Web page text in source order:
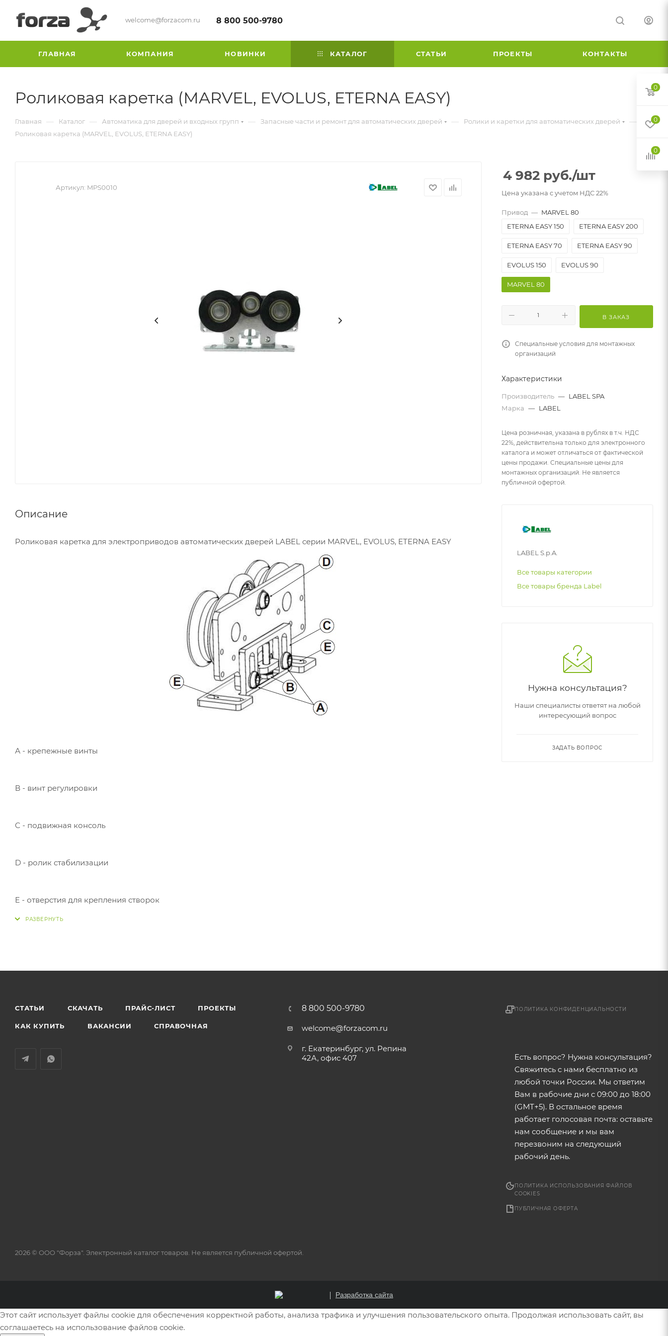
welcome@forzacom.ru 8 800 500-9780
ГЛАВНАЯ КОМПАНИЯ НОВИНКИ КАТАЛОГ СТАТЬИ ПРОЕКТЫ КОНТАКТЫ
Роликовая каретка (MARVEL, EVOLUS, ETERNA EASY)
Главная — Каталог — Автоматика для дверей и входных групп — Запасные части и ремонт для автоматических дверей — Ролики и каретки для автоматических дверей —
Роликовая каретка (MARVEL, EVOLUS, ETERNA EASY)
Артикул: MPS0010
Описание
Роликовая каретка для электроприводов автоматических дверей LABEL серии MARVEL, EVOLUS, ETERNA EASY
А - крепежные винты
В - винт регулировки
С - подвижная консоль
D - ролик стабилизации
Е - отверстия для крепления створок
4 982 руб./шт
Цена указана с учетом НДС 22%
Привод — MARVEL 80
ETERNA EASY 150
ETERNA EASY 200
ETERNA EASY 70 ETERNA EASY 90
EVOLUS 150 EVOLUS 90
MARVEL 80
В ЗАКАЗ
Специальные условия для монтажных
организаций
Характеристики
Производитель — LABEL SPA
Марка — LABEL
Цена розничная, указана в рублях в т.ч. НДС
22%, действительна только для электронного
каталога и может отличаться от фактической
цены продажи. Специальные цены для
монтажных организаций. Не является
публичной офертой.
LABEL S.p.A.
Все товары категории
Все товары бренда Label
Нужна консультация?
Наши специалисты ответят на любой
интересующий вопрос
ЗАДАТЬ ВОПРОС
СТАТЬИ СКАЧАТЬ ПРАЙС-ЛИСТ ПРОЕКТЫ
КАК КУПИТЬ ВАКАНСИИ СПРАВОЧНАЯ
8 800 500-9780
welcome@forzacom.ru
г. Екатеринбург, ул. Репина
42А, офис 407
ПОЛИТИКА КОНФИДЕНЦИАЛЬНОСТИ
Есть вопрос? Нужна консультация?
Свяжитесь с нами бесплатно из
любой точки России. Мы ответим
Вам в рабочие дни с 09:00 до 18:00
(GMT+5). В остальное время
работает голосовая почта: оставьте
нам сообщение и мы вам
перезвоним на следующий
рабочий день.
ПОЛИТИКА ИСПОЛЬЗОВАНИЯ ФАЙЛОВ
COOKIES
ПУБЛИЧНАЯ ОФЕРТА
2026 © ООО "Форза". Электронный каталог товаров. Не является публичной офертой.
0
0
0
Разработка сайта
Этот сайт использует файлы cookie для обеспечения корректной работы, анализа трафика и улучшения пользовательского опыта. Продолжая использовать сайт, вы
соглашаетесь на использование файлов cookie.